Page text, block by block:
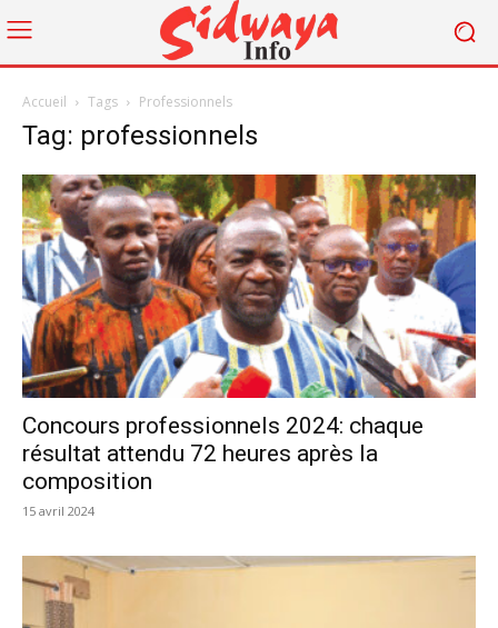
Accueil Tags Professionnels
Tag: professionnels
Concours professionnels 2024: chaque
résultat attendu 72 heures après la
composition
15 avril 2024